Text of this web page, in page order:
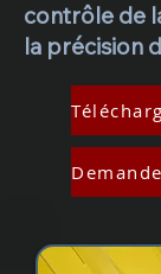
contrôle de
la précision